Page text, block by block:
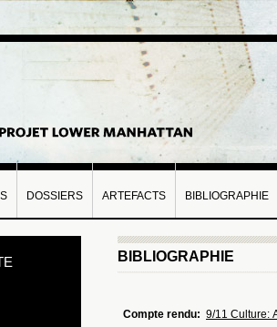
DOSSIERS ARTEFACTS BIBLIOGRAPHIE
BIBLIOGRAPHIE
Compte rendu: 9/11 Culture: